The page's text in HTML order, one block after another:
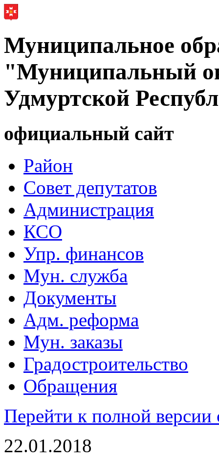
Муниципальное
"Муниципальный
Удмуртской
официальный сайт
Район
Совет депутатов
Администрация
КСО
Упр. финансов
Мун. служба
Документы
Адм. реформа
Мун. заказы
Градостроительство
Обращения
Перейти к полной версии
22.01.2018